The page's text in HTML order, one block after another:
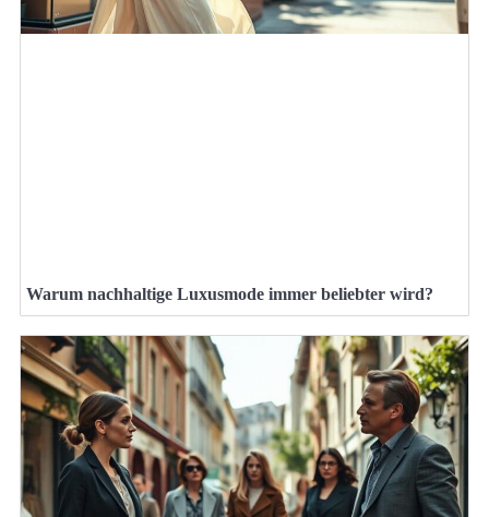
Warum nachhaltige Luxusmode immer beliebter wird?